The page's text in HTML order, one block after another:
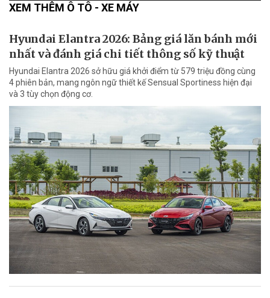
XEM THÊM Ô TÔ - XE MÁY
Hyundai Elantra 2026: Bảng giá lăn bánh mới
nhất và đánh giá chi tiết thông số kỹ thuật
Hyundai Elantra 2026 sở hữu giá khởi điểm từ 579 triệu đồng cùng
4 phiên bản, mang ngôn ngữ thiết kế Sensual Sportiness hiện đại
và 3 tùy chọn động cơ.